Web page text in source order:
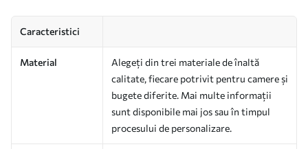
Caracteristici
Material
Alegeți din trei materiale de înaltă
calitate, fiecare potrivit pentru camere și
bugete diferite. Mai multe informații
sunt disponibile mai jos sau în timpul
procesului de personalizare.